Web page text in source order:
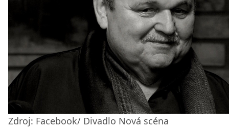
Zdroj: Facebook/ Divadlo Nová scéna